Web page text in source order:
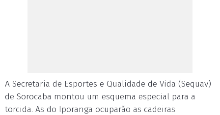
A Secretaria de Esportes e Qualidade de Vida (Sequav)
de Sorocaba montou um esquema especial para a
torcida. As do Iporanga ocuparão as cadeiras